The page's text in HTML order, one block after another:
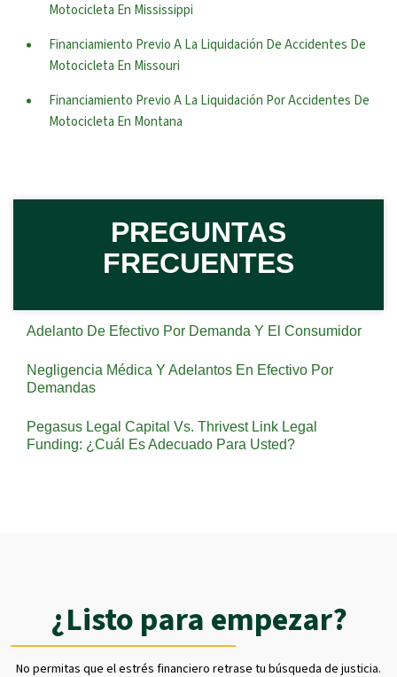
Motocicleta En Mississippi
Financiamiento Previo A La Liquidación De Accidentes De
Motocicleta En Missouri
Financiamiento Previo A La Liquidación Por Accidentes De
Motocicleta En Montana
PREGUNTAS
FRECUENTES
Adelanto De Efectivo Por Demanda Y El Consumidor
Negligencia Médica Y Adelantos En Efectivo Por
Demandas
Pegasus Legal Capital Vs. Thrivest Link Legal
Funding: ¿Cuál Es Adecuado Para Usted?
¿Listo para empezar?
No permitas que el estrés financiero retrase tu búsqueda de justicia.